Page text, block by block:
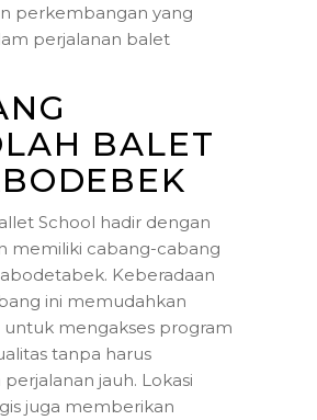
perkembangan yang
perjalanan balet
BALET
School hadir dengan
memiliki cabang-cabang
Keberadaan
ini memudahkan
untuk mengakses program
tanpa harus
jauh. Lokasi
juga memberikan